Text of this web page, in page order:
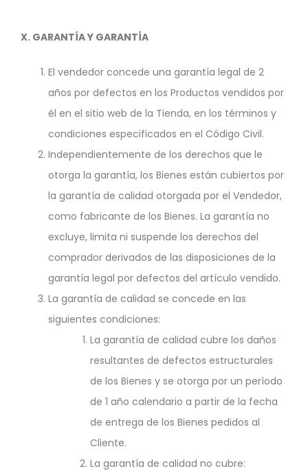
X. GARANTÍA Y GARANTÍA
El vendedor concede una garantía legal de 2
años por defectos en los Productos vendidos por
él en el sitio web de la Tienda, en los términos y
condiciones especificados en el Código Civil.
Independientemente de los derechos que le
otorga la garantía, los Bienes están cubiertos por
la garantía de calidad otorgada por el Vendedor,
como fabricante de los Bienes. La garantía no
excluye, limita ni suspende los derechos del
comprador derivados de las disposiciones de la
garantía legal por defectos del artículo vendido.
La garantía de calidad se concede en las
siguientes condiciones:
La garantía de calidad cubre los daños
resultantes de defectos estructurales
de los Bienes y se otorga por un período
de 1 año calendario a partir de la fecha
de entrega de los Bienes pedidos al
Cliente.
La garantía de calidad no cubre: